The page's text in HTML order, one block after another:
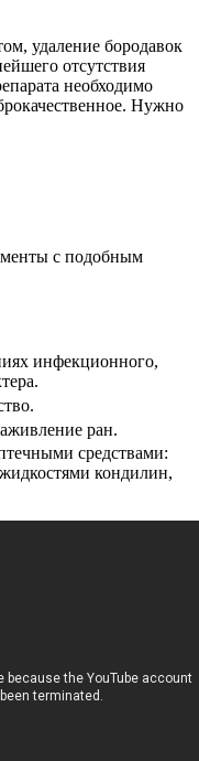
удаление бородавок
отсутствия
необходимо
Нужно
с подобным
инфекционного,
ран.
средствами:
кондилин,